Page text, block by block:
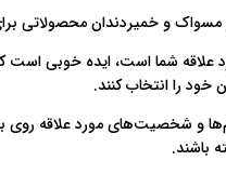
مسواک و خمیردندان محصولاتی
علاقه شما است، ایده خوبی است
را انتخاب کنند.
و شخصیت‌های مورد علاقه روی
باشند.